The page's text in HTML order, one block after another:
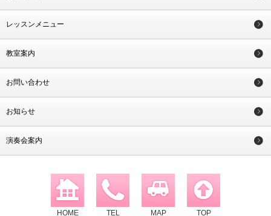
レッスンメニュー
教室案内
お問い合わせ
お知らせ
演奏会案内
HOME TEL MAP TOP